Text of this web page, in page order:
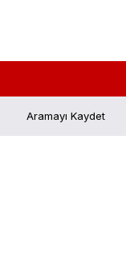
Aramayı Kaydet